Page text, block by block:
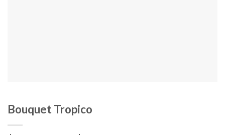
Bouquet Tropico